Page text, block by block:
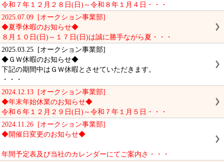
令和７年１２月２８日(日)～令和８年１月４日・・・
2025.07.09 [オークション事業部]
◆夏季休暇のお知らせ◆
８月１０日(日)～１７日(日)は誠に勝手ながら夏・・・
2025.03.25 [オークション事業部]
◆ＧＷ休暇のお知らせ◆
下記の期間中はＧＷ休暇とさせていただきます。
・・・
2024.12.13 [オークション事業部]
◆年末年始休業のお知らせ◆
令和６年１２月２９日(日)～令和７年１月５日・・・
2024.11.26 [オークション事業部]
◆開催日変更のお知らせ◆
年間予定表及び当社のカレンダーにてご案内さ・・・